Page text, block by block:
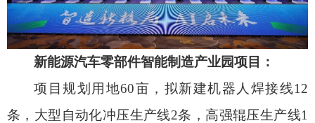
新能源汽车零部件智能制造产业园项目：
项目规划用地60亩，拟新建机器人焊接线12
条，大型自动化冲压生产线2条，高强辊压生产线1